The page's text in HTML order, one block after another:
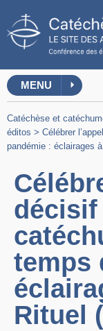
MENU
Catéchèse et
éditos > Célébrer
pandémie : éclairages
décisif
temps
Rituel